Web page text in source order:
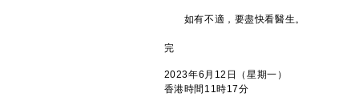
如有不適，要盡快看醫生。
完
2023年6月12日（星期一）
香港時間11時17分